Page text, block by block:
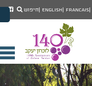
Francais
English חיפוש